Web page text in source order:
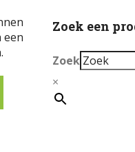
een
Zoek een
Zoek
×